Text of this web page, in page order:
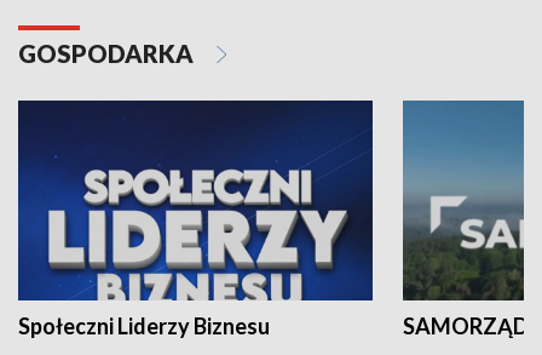
GOSPODARKA
Społeczni Liderzy Biznesu SAMORZĄD